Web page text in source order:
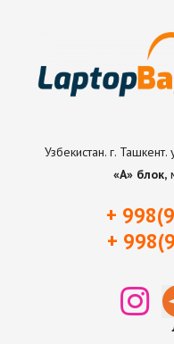
Узбекистан. г.
«А» блок,
+
+